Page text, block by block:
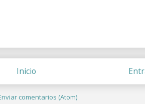
Inicio
comentarios (Atom)